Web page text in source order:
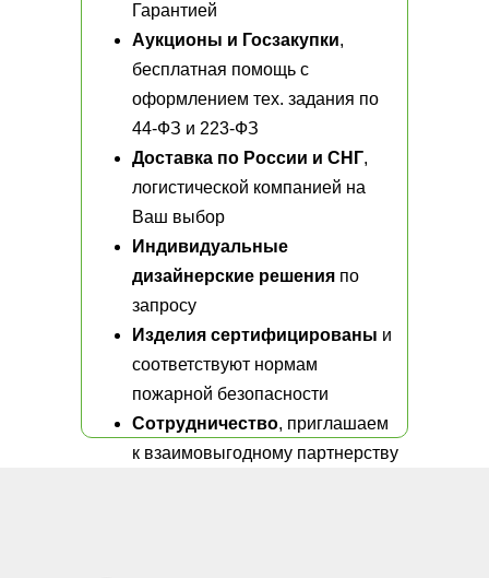
Гарантией
Аукционы и Госзакупки,
бесплатная помощь с
оформлением тех. задания по
44-ФЗ и 223-ФЗ
Доставка по России и СНГ,
логистической компанией на
Ваш выбор
Индивидуальные
дизайнерские решения по
запросу
Изделия сертифицированы и
соответствуют нормам
пожарной безопасности
Сотрудничество, приглашаем
к взаимовыгодному партнерству